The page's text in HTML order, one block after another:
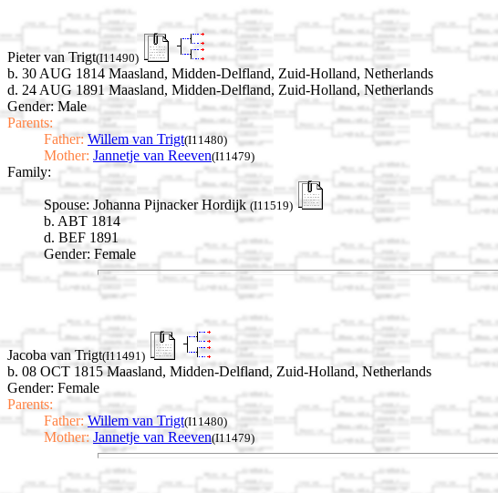
Pieter van Trigt(I11490)
b. 30 AUG 1814 Maasland, Midden-Delfland, Zuid-Holland, Netherlands
d. 24 AUG 1891 Maasland, Midden-Delfland, Zuid-Holland, Netherlands
Gender: Male
Parents:
Father: Willem van Trigt(I11480)
Mother: Jannetje van Reeven(I11479)
Family:
Spouse: Johanna Pijnacker Hordijk (I11519)
b. ABT 1814
d. BEF 1891
Gender: Female
Jacoba van Trigt(I11491)
b. 08 OCT 1815 Maasland, Midden-Delfland, Zuid-Holland, Netherlands
Gender: Female
Parents:
Father: Willem van Trigt(I11480)
Mother: Jannetje van Reeven(I11479)